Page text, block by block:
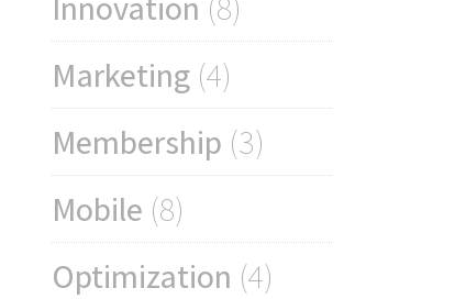
Marketing (4)
Membership (3)
Mobile (8)
Optimization (4)